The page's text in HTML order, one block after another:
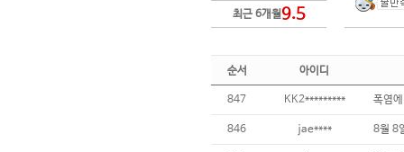
최근 6개월9.5
순서 아이디
847 KK2*********
846 jae****